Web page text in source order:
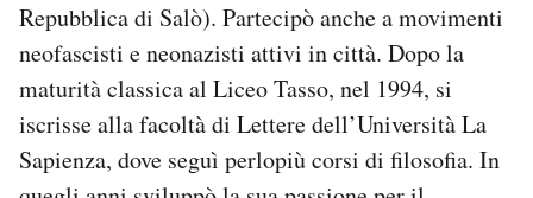
Repubblica di Salò). Partecipò anche a movimenti
neofascisti e neonazisti attivi in città. Dopo la
maturità classica al Liceo Tasso, nel 1994, si
iscrisse alla facoltà di Lettere dell’Università La
Sapienza, dove seguì perlopiù corsi di filosofia. In